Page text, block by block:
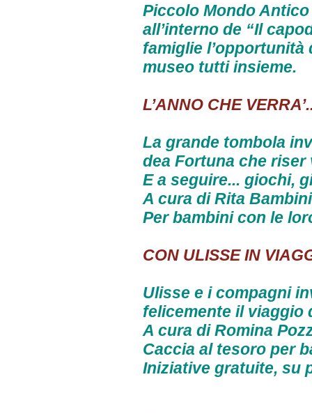
Piccolo Mondo
all’interno de “Il
famiglie
museo tutti insieme.
L’ANNO CHE
La grande tombola
dea Fortuna che riser
E a seguire... giochi,
A cura diRita
Per bambini con le
CON ULISSE IN
Ulisse e i compagni
felicemente il viaggio
A cura diRomina
Caccia al tesoro per
Iniziative gratuite, su